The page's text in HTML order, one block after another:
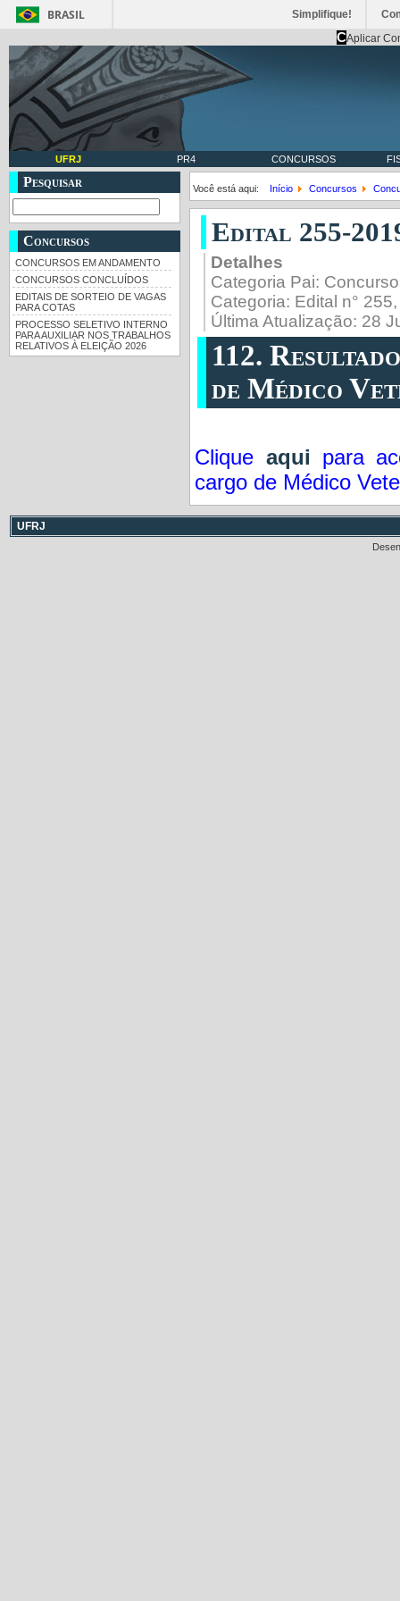
BRASIL Simplifique!
CAplicar
UFRJ PR4 CONCURSOS
Pesquisar
Concursos
CONCURSOS EM ANDAMENTO
CONCURSOS CONCLUÍDOS
EDITAIS DE SORTEIO DE VAGAS
PARA COTAS
PROCESSO SELETIVO INTERNO
PARA AUXILIAR NOS TRABALHOS
RELATIVOS À ELEIÇÃO 2026
Você está aqui: Início Concursos
Edital 255-
Detalhes
Categoria Pai:
Categoria: Edital n°
Última Atualização: 28
112.
de Médico
Clique aqui para
cargo de Médico
UFRJ